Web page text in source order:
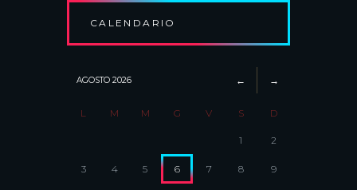
CALENDARIO
AGOSTO 2026
L M M G V S D
1 2
3 4 5 6 7 8 9